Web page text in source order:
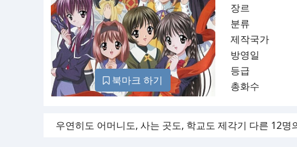
북마크 하기
장르
분류
제작국가
방영일
등급
총화수
우연히도 어머니도, 사는 곳도, 학교도 제각기 다른 12명